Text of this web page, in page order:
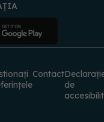
Contact
de